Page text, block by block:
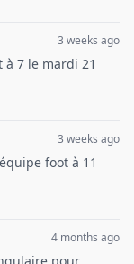
3 weeks ago
7 le mardi 21
3 weeks ago
foot à 11
4 months ago